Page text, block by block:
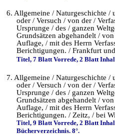
6. Allgemeine / Naturgeschichte /
oder / Versuch / von der /
Ursprunge / des / ganzen
Grundsätzen abgehandelt /
Auflage, / mit des Herrn
Berichtigungen. / Frankfurt
Titel, 7 Blatt Vorrede, 2 Blatt
7. Allgemeine / Naturgeschichte /
oder / Versuch / von der /
Ursprunge / des / ganzen
Grundsätzen abgehandelt /
Auflage, / mit des Herrn
Berichtigungen. / Zeitz, / bei
Titel, 9 Blatt Vorrede, 2 Blatt
Bücherverzeichnis. 8°.